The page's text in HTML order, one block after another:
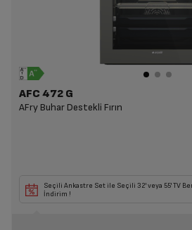
AFC 472 G
AFry Buhar Destekli Fırın
Seçili Ankastre Set ile Seçili 32' veya 55' TV
İndirim !